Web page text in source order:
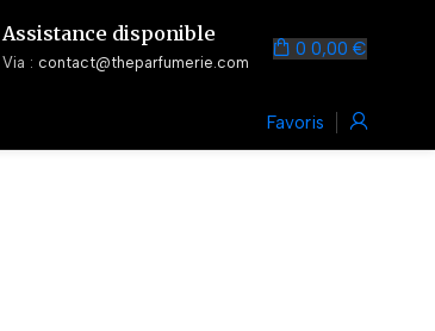
Assistance disponible
Via : contact@theparfumerie.com
0 0,00 €
Favoris